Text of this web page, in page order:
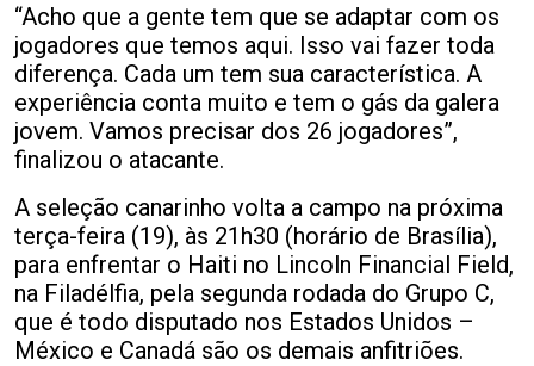
“Acho que a gente tem que se adaptar com os
jogadores que temos aqui. Isso vai fazer toda
diferença. Cada um tem sua característica. A
experiência conta muito e tem o gás da galera
jovem. Vamos precisar dos 26 jogadores”,
finalizou o atacante.
A seleção canarinho volta a campo na próxima
terça-feira (19), às 21h30 (horário de Brasília),
para enfrentar o Haiti no Lincoln Financial Field,
na Filadélfia, pela segunda rodada do Grupo C,
que é todo disputado nos Estados Unidos –
México e Canadá são os demais anfitriões.